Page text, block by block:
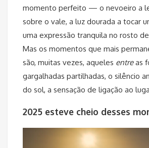
momento perfeito — o nevoeiro a
sobre o vale, a luz dourada a tocar
uma expressão tranquila no rosto
Mas os momentos que mais
são, muitas vezes, aqueles entreas
gargalhadas partilhadas, o silêncio
do sol, a sensação de ligação ao
2025 esteve cheio desses